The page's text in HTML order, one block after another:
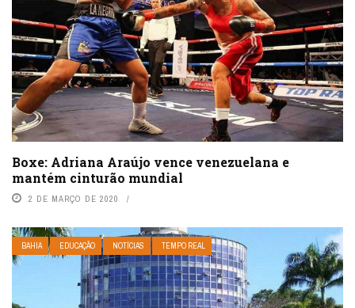
Boxe: Adriana Araújo vence venezuelana e
mantém cinturão mundial
2 DE MARÇO DE 2020
BAHIA EDUCAÇÃO NOTÍCIAS TEMPO REAL